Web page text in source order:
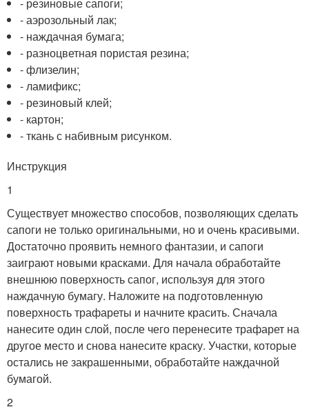
- аэрозольный лак;
- наждачная бумага;
- разноцветная пористая резина;
- флизелин;
- ламификс;
- резиновый клей;
- картон;
- ткань с набивным рисунком.
Инструкция
1
Существует множество способов, позволяющих сделать
сапоги не только оригинальными, но и очень красивыми.
Достаточно проявить немного фантазии, и сапоги
заиграют новыми красками. Для начала обработайте
внешнюю поверхность сапог, используя для этого
наждачную бумагу. Наложите на подготовленную
поверхность трафареты и начните красить. Сначала
нанесите один слой, после чего перенесите трафарет на
другое место и снова нанесите краску. Участки, которые
остались не закрашенными, обработайте наждачной
бумагой.
2